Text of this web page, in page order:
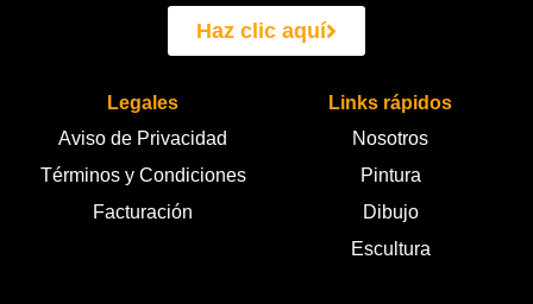
Haz clic aquí
Legales
Aviso de Privacidad
Términos y Condiciones
Facturación
Links rápidos
Nosotros
Pintura
Dibujo
Escultura